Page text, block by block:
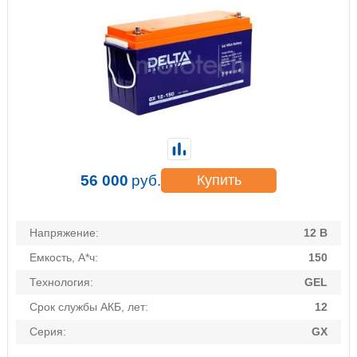
Напряжение:
12 В
Емкость, А*ч:
150
Технология:
GEL
Срок службы АКБ, лет:
12
Серия:
GX
56 000 руб. Купить